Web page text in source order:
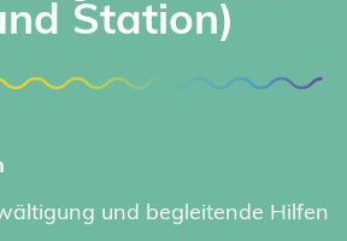
Station)
und begleitende Hilfen